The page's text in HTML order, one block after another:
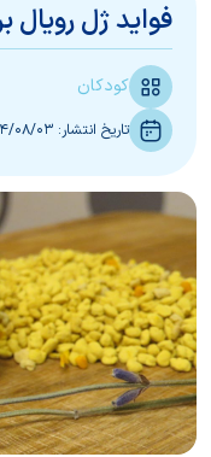
فواید ژل رویال
کودکان
تاریخ انتشار: